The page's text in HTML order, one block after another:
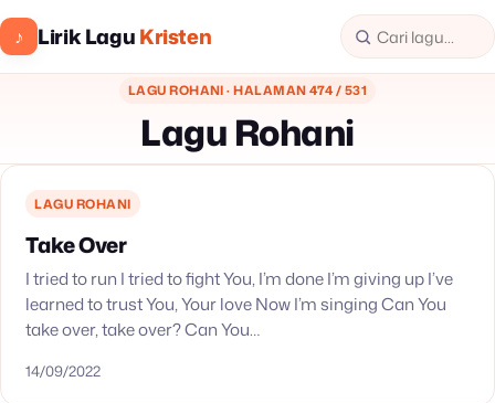
♪ Lirik LaguKristen
LAGU ROHANI · HALAMAN 474 / 531
Lagu Rohani
LAGU ROHANI
Take Over
I tried to run I tried to fight You, I’m done I’m giving up I’ve
learned to trust You, Your love Now I’m singing Can You
take over, take over? Can You…
14/09/2022